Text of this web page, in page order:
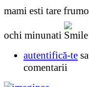
mami esti tare
ochi minunati
autentifică-te
comentarii